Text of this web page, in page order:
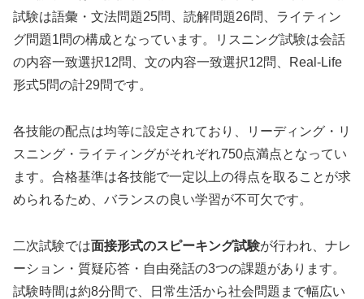
試験は語彙・文法問題25問、読解問題26問、ライティン
グ問題1問の構成となっています。リスニング試験は会話
の内容一致選択12問、文の内容一致選択12問、Real-Life
形式5問の計29問です。
各技能の配点は均等に設定されており、リーディング・リ
スニング・ライティングがそれぞれ750点満点となってい
ます。合格基準は各技能で一定以上の得点を取ることが求
められるため、バランスの良い学習が不可欠です。
二次試験では面接形式のスピーキング試験が行われ、ナレ
ーション・質疑応答・自由発話の3つの課題があります。
試験時間は約8分間で、日常生活から社会問題まで幅広い